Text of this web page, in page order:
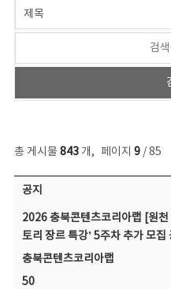
총 게시물 843개, 페이지 9/ 85
공지사항 목록 - 번호, 제목, 작성자, 파일, 조회수, 작성일 정보 제공
공지
2026 충북콘텐츠코리아랩 [원
토리 장르 특강’ 5주차 추가 모집
충북콘텐츠코리아랩
50